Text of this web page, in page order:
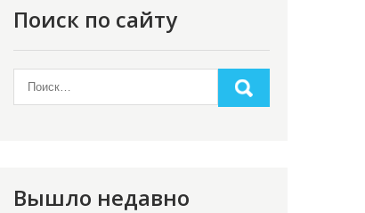
Поиск по сайту
Вышло недавно